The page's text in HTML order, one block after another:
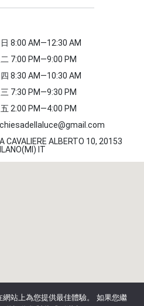
學習聖經
聖經故事
圖庫
聖經金句
志愿者招募
8:00 AM—12:30 AM
7:00 PM—9:00 PM
8:30 AM—10:30 AM
7:30 PM—9:30 PM
2:00 PM—4:00 PM
CAVALIERE ALBERTO 10, 20153
IT
站上為您提供最佳體驗。 如果您繼